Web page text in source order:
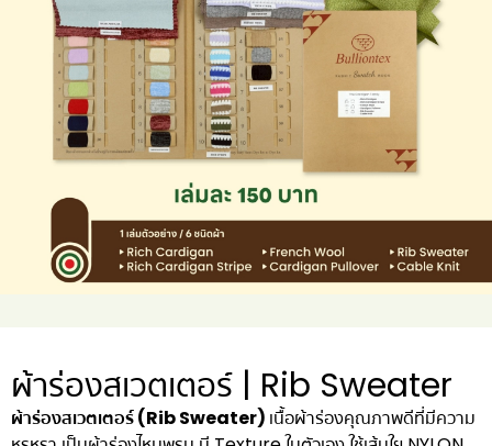
ผ้าร่องสเวตเตอร์ | Rib Sweater
ผ้าร่องสเวตเตอร์ (Rib Sweater) เนื้อผ้าร่องคุณภาพดีที่มีความ